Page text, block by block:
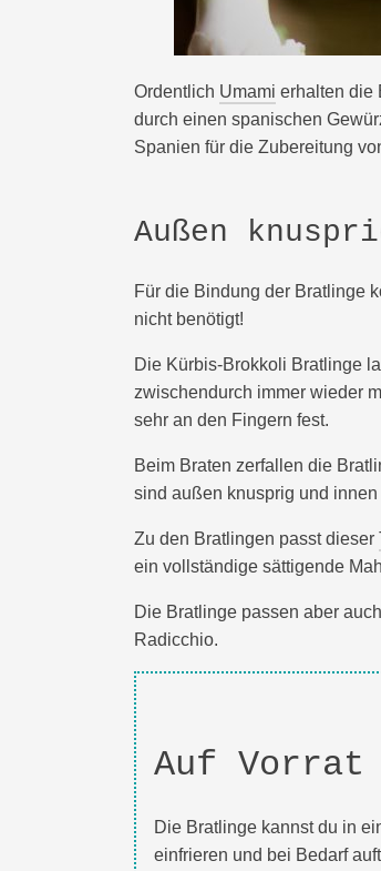
Ordentlich Umami erhalten die
durch einen spanischen
Spanien für die Zubereitung
Außen
Für die Bindung der Bratlinge
nicht benötigt!
Die Kürbis-Brokkoli Bratlinge
zwischendurch immer wieder
sehr an den Fingern fest.
Beim Braten zerfallen die
sind außen knusprig und innen
Zu den Bratlingen passt dieser
ein vollständige sättigende
Die Bratlinge passen aber
Radicchio.
Auf Vorrat
Die Bratlinge kannst du in
einfrieren und bei Bedarf